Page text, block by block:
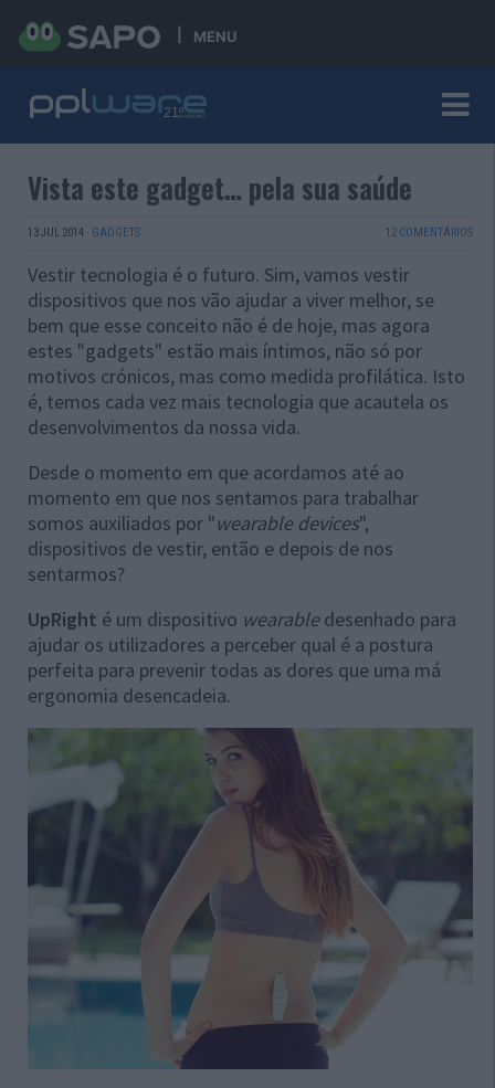
MENU
Vista este gadget… pela sua saúde
13 JUL 2014 · GADGETS 12 COMENTÁRIOS
Vestir tecnologia é o futuro. Sim, vamos vestir
dispositivos que nos vão ajudar a viver melhor, se
bem que esse conceito não é de hoje, mas agora
estes "gadgets" estão mais íntimos, não só por
motivos crónicos, mas como medida profilática. Isto
é, temos cada vez mais tecnologia que acautela os
desenvolvimentos da nossa vida.
Desde o momento em que acordamos até ao
momento em que nos sentamos para trabalhar
somos auxiliados por "wearable devices",
dispositivos de vestir, então e depois de nos
sentarmos?
UpRight é um dispositivo wearabledesenhado para
ajudar os utilizadores a perceber qual é a postura
perfeita para prevenir todas as dores que uma má
ergonomia desencadeia.